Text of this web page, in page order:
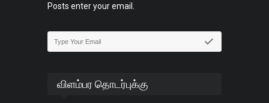
Posts enter your email.
விளம்பர தொடர்புக்கு